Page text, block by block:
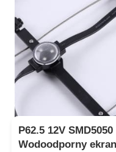
P62.5 12V
Wodoodporny